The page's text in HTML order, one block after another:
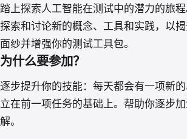
踏上探索人工智能在测试中的潜力的旅
探索和讨论新的概念、工具和实践，以
面纱并增强你的测试工具包。
为什么要参加？
逐步提升你的技能：每天都会有一项新
立在前一项任务的基础上。帮助你逐步
解。